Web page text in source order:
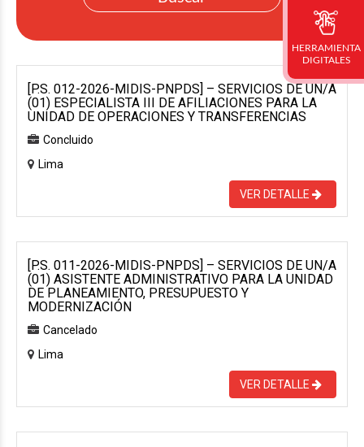
[P.S. 012-2026-MIDIS-PNPDS] – SERVICIOS DE UN/A
(01) ESPECIALISTA III DE AFILIACIONES PARA LA
UNIDAD DE OPERACIONES Y TRANSFERENCIAS
Concluido
Lima
VER DETALLE
[P.S. 011-2026-MIDIS-PNPDS] – SERVICIOS DE UN/A
(01) ASISTENTE ADMINISTRATIVO PARA LA UNIDAD
DE PLANEAMIENTO, PRESUPUESTO Y
MODERNIZACIÓN
Cancelado
Lima
VER DETALLE
HERRAMIENTA
DIGITALES